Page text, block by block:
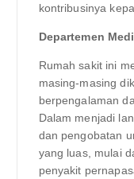
kontribusinya
Departemen
Rumah sakit ini
masing-masing
berpengalaman
Dalam menjadi
dan pengobatan
yang luas, mulai
penyakit